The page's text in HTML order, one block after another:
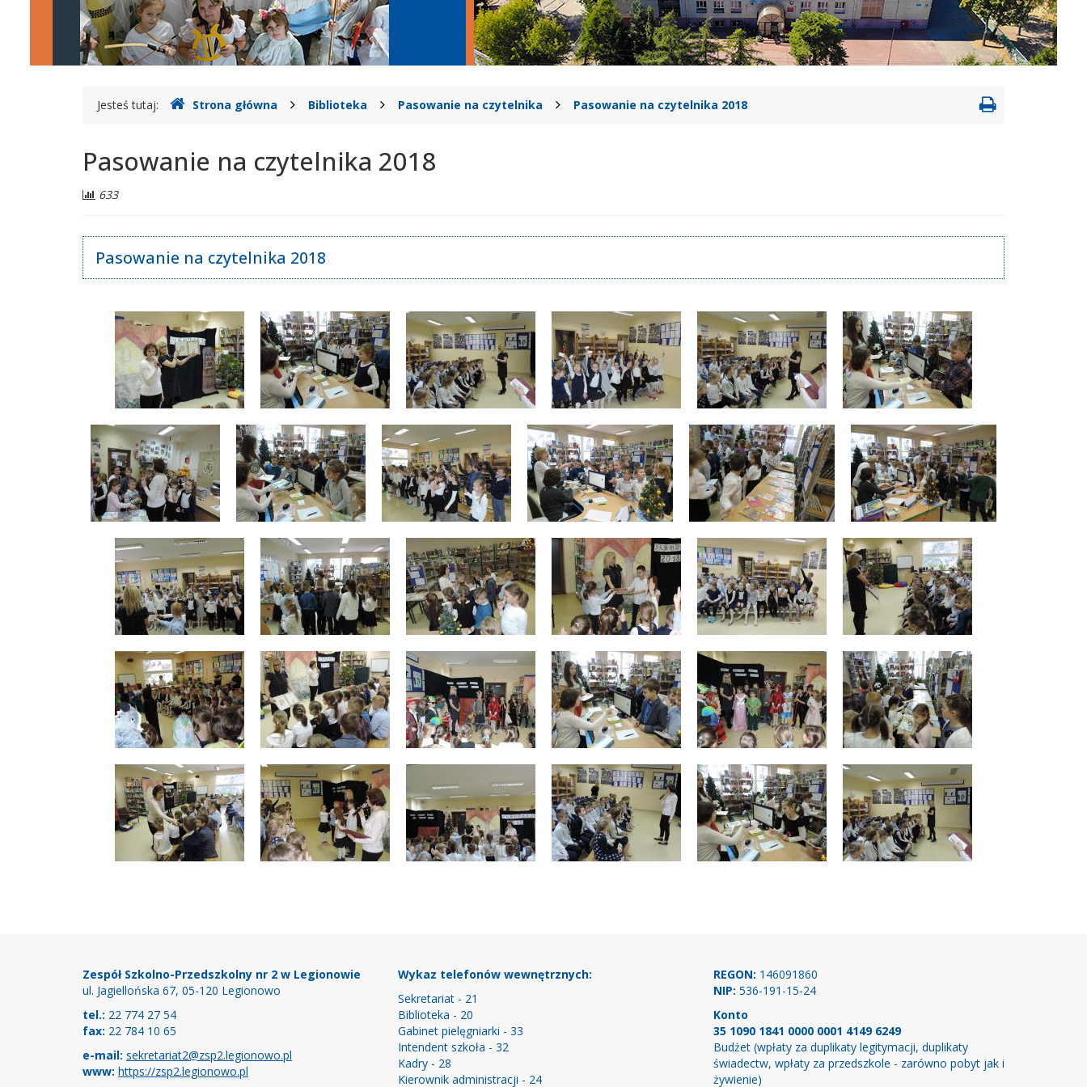
Gdzie
Jesteś tutaj: Strona główna Biblioteka Pasowanie na czytelnika Pasowanie na czytelnika 2018
Drukowanie
Pasowanie na czytelnika 2018
Liczba
633
Pasowanie na czytelnika 2018
Zespół Szkolno-Przedszkolny nr 2 w Legionowie
ul. Jagiellońska 67, 05-120 Legionowo
tel.: 22 774 27 54
fax: 22 784 10 65
e-mail: sekretariat2@zsp2.legionowo.pl
www: https://zsp2.legionowo.pl
Wykaz telefonów wewnętrznych:
Sekretariat - 21
Biblioteka - 20
Gabinet pielęgniarki - 33
Intendent szkoła - 32
Kadry - 28
Kierownik administracji - 24
REGON: 146091860
NIP: 536-191-15-24
Konto
35 1090 1841 0000 0001 4149 6249
Budżet (wpłaty za duplikaty legitymacji, duplikaty
świadectw, wpłaty za przedszkole - zarówno pobyt jak i
żywienie)